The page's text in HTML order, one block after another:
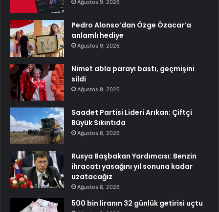
Ağustos 9, 2026
Pedro Alonso’dan Özge Özacar’a
anlamlı hediye
Ağustos 9, 2026
Nimet abla parayı bastı, geçmişini
sildi
Ağustos 9, 2026
Saadet Partisi Lideri Arıkan: Çiftçi
Büyük Sıkıntıda
Ağustos 8, 2026
Rusya Başbakan Yardımcısı: Benzin
ihracatı yasağını yıl sonuna kadar
uzatacağız
Ağustos 8, 2026
500 bin liranın 32 günlük getirisi uçtu